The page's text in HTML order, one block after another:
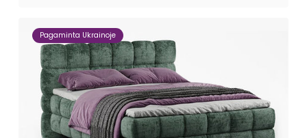
Pagaminta Ukrainoje